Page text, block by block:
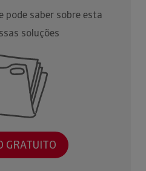
pode saber sobre esta
soluções
GRATUITO